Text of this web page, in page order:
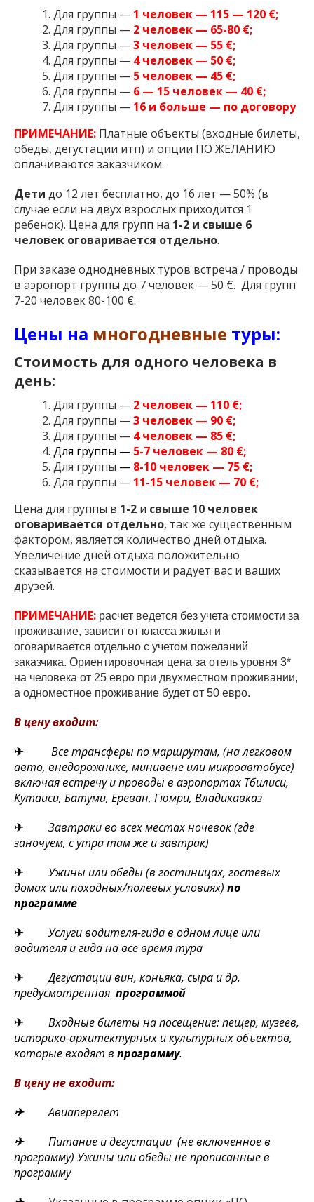
Для группы — 1 человек — 115 — 120 €;
Для группы — 2 человек — 65-80 €;
Для группы —3 человек — 55 €;
Для группы — 4 человек — 50 €;
Для группы — 5 человек — 45 €;
Для группы — 6 — 15 человек — 40 €;
Для группы — 16 и больше — по договору
ПРИМЕЧАНИЕ: Платные объекты (входные билеты,
обеды, дегустации итп) и опции ПО ЖЕЛАНИЮ
оплачиваются заказчиком.
Дети до 12 лет бесплатно, до 16 лет — 50% (в
случае если на двух взрослых приходится 1
ребенок). Цена для групп на 1-2 и свыше 6
человек оговаривается отдельно.
При заказе однодневных туров встреча / проводы
в аэропорт группы до 7 человек — 50 €. Для групп
7-20 человек 80-100 €.
Цены на многодневные туры:
Стоимость для одного человека в
день:
Для группы — 2 человек — 110 €;
Для группы —3 человек — 90 €;
Для группы — 4 человек — 85 €;
Для группы — 5-7 человек — 80 €;
Для группы — 8-10 человек — 75 €;
Для группы — 11-15 человек — 70 €;
Цена для группы в 1-2 и свыше 10 человек
оговаривается отдельно, так же существенным
фактором, является количество дней отдыха.
Увеличение дней отдыха положительно
сказывается на стоимости и радует вас и ваших
друзей.
ПРИМЕЧАНИЕ: расчет ведется без учета стоимости за
проживание, зависит от класса жилья и
оговаривается отдельно с учетом пожеланий
заказчика. Ориентировочная цена за отель уровня 3*
на человека от 25 евро при двухместном проживании,
а одноместное проживание будет от 50 евро.
В цену входит:
✈
Все трансферы по маршрутам, (на легковом
авто, внедорожнике, минивене или микроавтобусе)
включая встречу и проводы в аэропортах Тбилиси,
Кутаиси, Батуми, Ереван, Гюмри, Владикавказ
✈
Завтраки во всех местах ночевок (где
заночуем, с утра там же и завтрак)
✈
Ужины или обеды (в гостиницах, гостевых
домах или походных/полевых условиях) по
программе
✈
Услуги водителя-гида в одном лице или
водителя и гида на все время тура
✈
Дегустации вин, коньяка, сыра и др.
предусмотренная программой
✈
Входные билеты на посещение: пещер, музеев,
историко-архитектурных и культурных объектов,
которые входят в программу.
В цену не входит:
✈Авиаперелет
✈Питание и дегустации (не включенное в
программу) Ужины или обеды не прописанные в
программу